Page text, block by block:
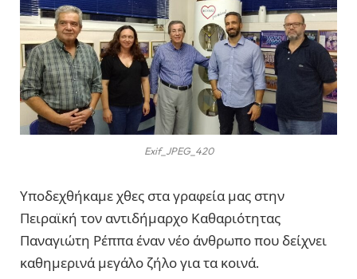
Exif_JPEG_420
Υποδεχθήκαμε χθες στα γραφεία μας στην
Πειραϊκή τον αντιδήμαρχο Καθαριότητας
Παναγιώτη Ρέππα έναν νέο άνθρωπο που δείχνει
καθημερινά μεγάλο ζήλο για τα κοινά.